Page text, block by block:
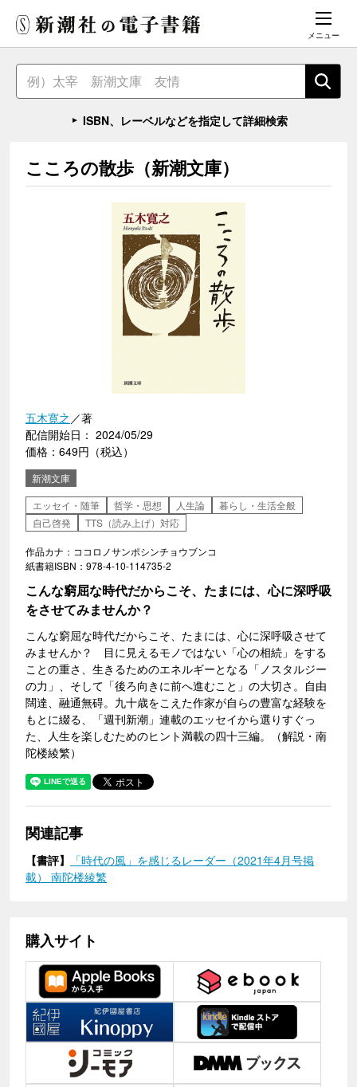
メニュー
ISBN、レーベルなどを指定して詳細検索
こころの散歩（新潮文庫）
五木寛之 ／著
配信開始日： 2024/05/29
価格：649円（税込）
新潮文庫
エッセイ・随筆
哲学・思想 人生論
暮らし・生活全般
自己啓発
TTS（読み上げ）対応
作品カナ：ココロノサンポシンチョウブンコ
紙書籍ISBN：978-4-10-114735-2
こんな窮屈な時代だからこそ、たまには、心に深呼吸
をさせてみませんか？
こんな窮屈な時代だからこそ、たまには、心に深呼吸させて
みませんか？ 目に見えるモノではない「心の相続」をする
ことの重さ、生きるためのエネルギーとなる「ノスタルジー
の力」、そして「後ろ向きに前へ進むこと」の大切さ。自由
闊達、融通無碍。九十歳をこえた作家が自らの豊富な経験を
もとに綴る、「週刊新潮」連載のエッセイから選りすぐっ
た、人生を楽しむためのヒント満載の四十三編。（解説・南
陀楼綾繁）
関連記事
【書評】
「時代の風」を感じるレーダー（2021年4月号掲
載） 南陀楼綾繁
購入サイト